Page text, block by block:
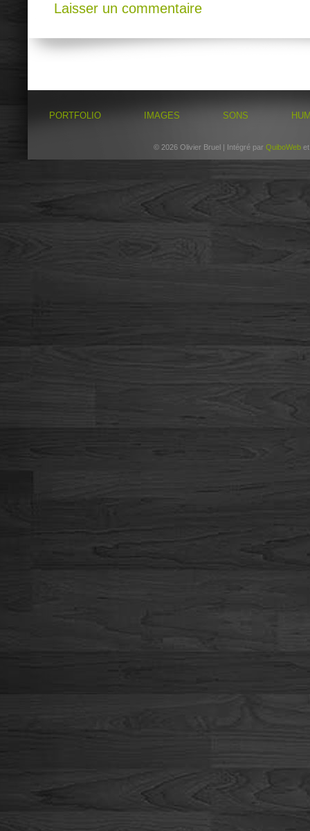
Laisser un commentaire
PORTFOLIO IMAGES SONS
© 2026 Olivier Bruel | Intégré par QuiboWeb